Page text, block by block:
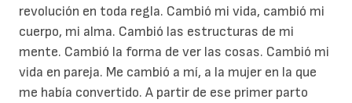
revolución en toda regla. Cambió mi vida, cambió mi
cuerpo, mi alma. Cambió las estructuras de mi
mente. Cambió la forma de ver las cosas. Cambió mi
vida en pareja. Me cambió a mí, a la mujer en la que
me había convertido. A partir de ese primer parto